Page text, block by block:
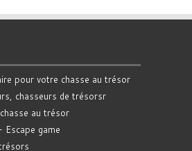
pour votre chasse au trésor
chasseurs de trésorsr
au trésor
Escape game